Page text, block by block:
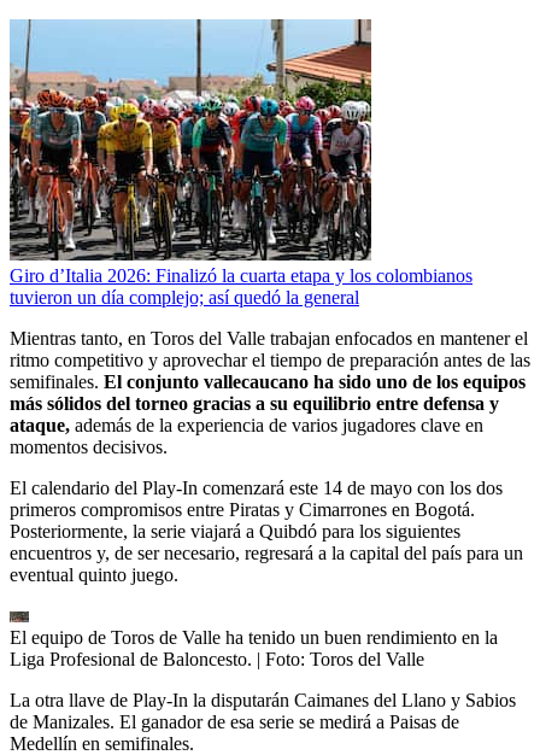
Giro d’Italia 2026: Finalizó la cuarta etapa y los colombianos
tuvieron un día complejo; así quedó la general
Mientras tanto, en Toros del Valle trabajan enfocados en mantener el
ritmo competitivo y aprovechar el tiempo de preparación antes de las
semifinales. El conjunto vallecaucano ha sido uno de los equipos
más sólidos del torneo gracias a su equilibrio entre defensa y
ataque, además de la experiencia de varios jugadores clave en
momentos decisivos.
El calendario del Play-In comenzará este 14 de mayo con los dos
primeros compromisos entre Piratas y Cimarrones en Bogotá.
Posteriormente, la serie viajará a Quibdó para los siguientes
encuentros y, de ser necesario, regresará a la capital del país para un
eventual quinto juego.
El equipo de Toros de Valle ha tenido un buen rendimiento en la
Liga Profesional de Baloncesto. | Foto: Toros del Valle
La otra llave de Play-In la disputarán Caimanes del Llano y Sabios
de Manizales. El ganador de esa serie se medirá a Paisas de
Medellín en semifinales.